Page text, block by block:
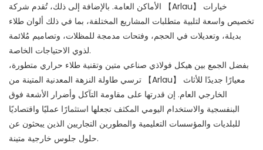
الأماكن العامة. بالإضافة إلى ذلك، تُقدم شركة 【Arlau】 خيارات
تخصيص واسعة لتلبية متطلبات المشاريع المختلفة، بما في ذلك ألوان طلاء
بديلة، وتعديلات في الحجم، وفتحات مدمجة للمظلات، وتصاميم مُلائمة
لذوي الاحتياجات الخاصة.
بفضل الجمع بين هيكل فولاذي صناعي متين وتقنية طلاء حراري متطورة،
ترسي طاولة النزهة المعدنية المتينة من 【Arlau】 معيارًا جديدًا للأثاث
الخارجي العام. إن قدرتها على مقاومة التآكل وأضرار الأشعة فوق
البنفسجية والاستخدام اليومي المكثف تجعلها استثمارًا عمليًا واقتصاديًا
للبلديات والمؤسسات التعليمية والمطورين التجاريين الذين يبحثون عن
حلول جلوس خارجية متينة.